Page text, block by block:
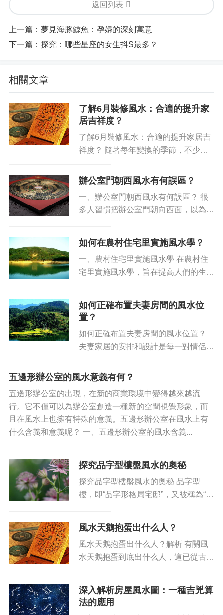
返回列表
上一篇： 夢見海豚鯨魚：孕婦的深刻寓意
下一篇： 探究：哪些星座的女生抖S最多？
相關文章
了解6月裝修風水：合適的提升家
居吉祥度？
了解6月裝修風水：合適的提升家居吉
祥度？ 隨著每年變換的季節，不少家
個新鮮的開氣。而關于新注入的家裝裝
問。所謂的春裝、夏裝、秋裝、...
辦公室門朝西風水有何誤區？
一、辦公室門朝西風水有何誤區？ 很
多人習慣把辦公室門朝向西面，以為這
在實際應用中會出現諸多的風水誤區。
1 錯誤識別地標 許...
如何在農村住宅里實施風水學？
一、農村住宅里實施風水學 在農村住
宅里實施風水學，旨在提高人們的生活
祉，促進家庭美滿寧靜，也會節約家庭
的開支，讓家人的生活更健康舒服...
如何正確布置夫妻房間的風水位
置？
如何正確布置夫妻房間的風水位置？
夫妻家居的安排和設計是每一對情侶的
帶來極大的幸福。而夫妻家居布置中最
家居布置中風水位置的重要性并...
五邊形辦公室的風水意義有何？
五邊形辦公室的出現，在新的商業環境中變得越來越流
行。它不僅可以為辦公室創造一種新的空間視覺形象，而
且在風水上也擁有特殊的意義。五邊形辦公室在風水上有
什么含義和意義呢？ 一、五邊形辦公室的風水含義...
探究品字型樓盤風水的奧秘
探究品字型樓盤風水的奧秘 品字型
樓，即“品字形格局宅邸”，又被稱為“品
字型樓樓盤風水，也是極受投資者關注
的一種投資前景。所以，...
風水天鵝抱蛋出什么人？
風水天鵝抱蛋出什么人？解析 有關風
水天鵝抱蛋到底出什么人，這已從古至
鵝抱蛋。風水天鵝抱蛋是一個舊老的傳
說，認為風水天鵝抱蛋出現時，...
深入解析房屋風水圖：一種吉兇算
法的應用